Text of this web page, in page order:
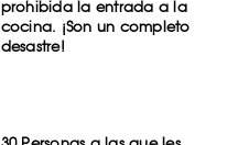
prohibida la entrada a la
cocina. ¡Son un completo
desastre!